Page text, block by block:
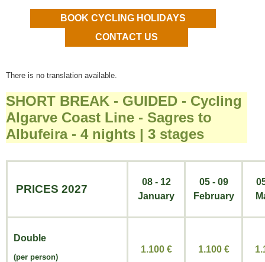
BOOK CYCLING HOLIDAYS
CONTACT US
There is no translation available.
SHORT BREAK - GUIDED - Cycling
Algarve Coast Line - Sagres to
Albufeira - 4 nights | 3 stages
PRICES 2027
08 - 12
January
05 - 09
February
Double
(per person)
1.100 € 1.100 €